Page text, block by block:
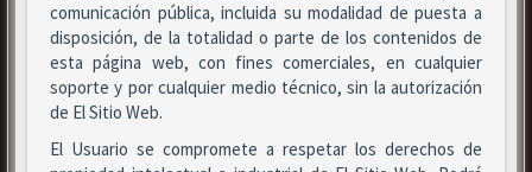
comunicación pública, incluida su modalidad de puesta a
disposición, de la totalidad o parte de los contenidos de
esta página web, con fines comerciales, en cualquier
soporte y por cualquier medio técnico, sin la autorización
de El Sitio Web.
El Usuario se compromete a respetar los derechos de